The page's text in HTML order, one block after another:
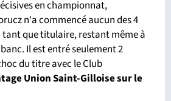
en championnat,
n'a commencé aucun des 4
que titulaire, restant même à
Il est entré seulement 2
du titre avec le Club
Union Saint-Gilloise sur le